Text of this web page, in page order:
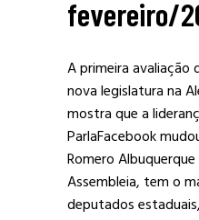
fevereiro/
A primeira avaliação
nova legislatura na
mostra que a
ParlaFacebook
Romero
Assembleia, tem o
deputados